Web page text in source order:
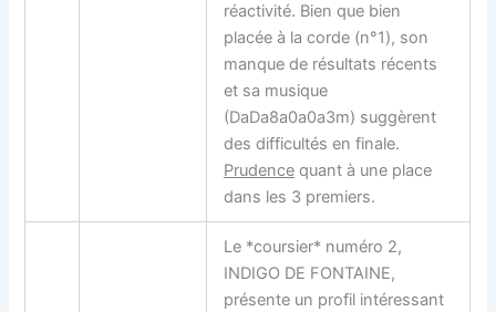
réactivité. Bien que bien
placée à la corde (n°1), son
manque de résultats récents
et sa musique
(DaDa8a0a0a3m) suggèrent
des difficultés en finale.
Prudence quant à une place
dans les 3 premiers.
Le *coursier* numéro 2,
INDIGO DE FONTAINE,
présente un profil intéressant